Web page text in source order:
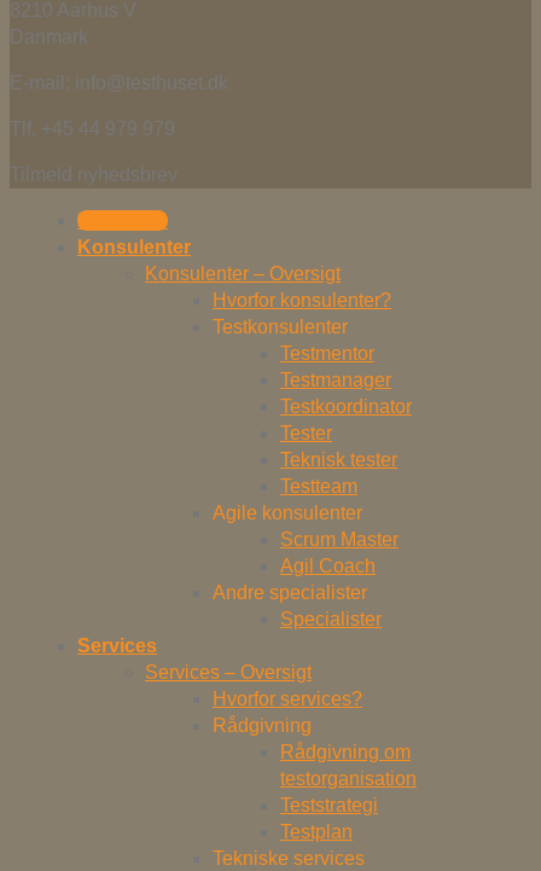
8210 Aarhus V
Danmark
E-mail: info@testhuset.dk
Tlf. +45 44 979 979
Tilmeld nyhedsbrev
Kontakt os
Konsulenter
Konsulenter – Oversigt
Hvorfor konsulenter?
Testkonsulenter
Testmentor
Testmanager
Testkoordinator
Tester
Teknisk tester
Testteam
Agile konsulenter
Scrum Master
Agil Coach
Andre specialister
Specialister
Services
Services – Oversigt
Hvorfor services?
Rådgivning
Rådgivning om
testorganisation
Teststrategi
Testplan
Tekniske services